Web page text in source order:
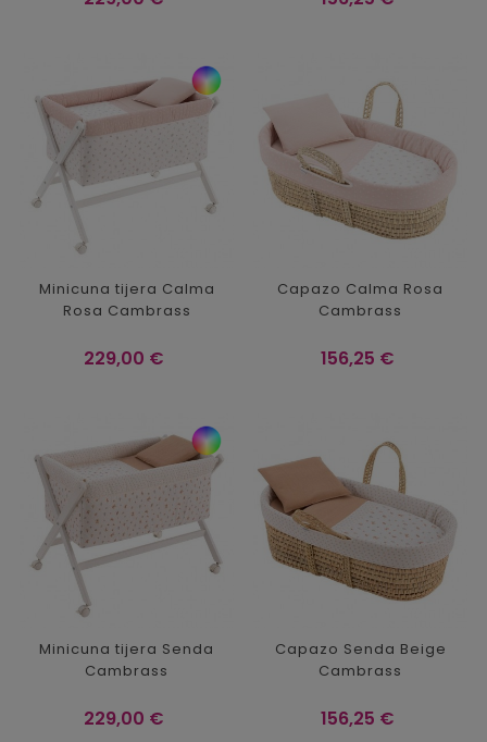
Minicuna tijera Calma
Rosa Cambrass
Precio
229,00 €
Capazo Calma Rosa
Cambrass
Precio
156,25 €
Minicuna tijera Senda
Cambrass
Precio
229,00 €
Capazo Senda Beige
Cambrass
Precio
156,25 €